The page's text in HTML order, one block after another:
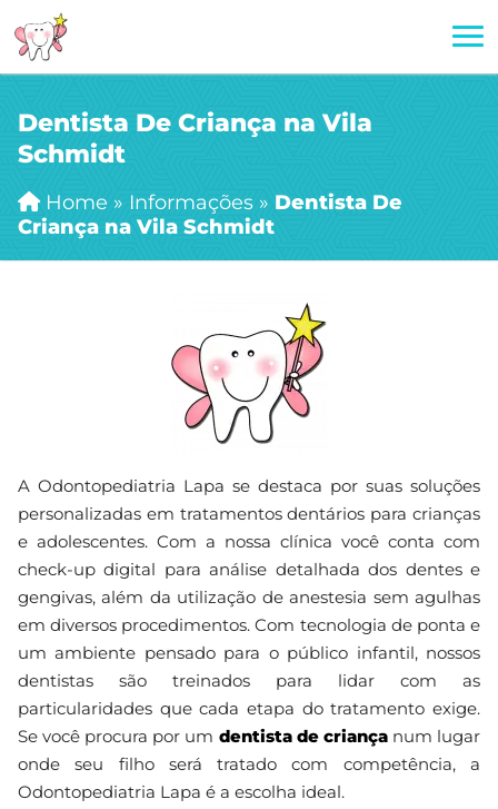
Dentista De Criança na Vila
Schmidt
Home » Informações » Dentista De
Criança na Vila Schmidt
A Odontopediatria Lapa se destaca por suas soluções
personalizadas em tratamentos dentários para crianças
e adolescentes. Com a nossa clínica você conta com
check-up digital para análise detalhada dos dentes e
gengivas, além da utilização de anestesia sem agulhas
em diversos procedimentos. Com tecnologia de ponta e
um ambiente pensado para o público infantil, nossos
dentistas são treinados para lidar com as
particularidades que cada etapa do tratamento exige.
Se você procura por um dentista de criançanum lugar
onde seu filho será tratado com competência, a
Odontopediatria Lapa é a escolha ideal.